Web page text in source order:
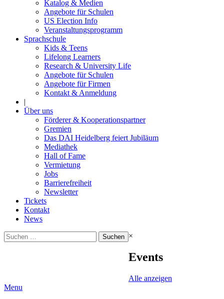
Katalog & Medien
Angebote für Schulen
US Election Info
Veranstaltungsprogramm
Sprachschule
Kids & Teens
Lifelong Learners
Research & University Life
Angebote für Schulen
Angebote für Firmen
Kontakt & Anmeldung
|
Über uns
Förderer & Kooperationspartner
Gremien
Das DAI Heidelberg feiert Jubiläum
Mediathek
Hall of Fame
Vermietung
Jobs
Barrierefreiheit
Newsletter
Tickets
Kontakt
News
Suchen
nach:
×
Events
Alle anzeigen
Menu